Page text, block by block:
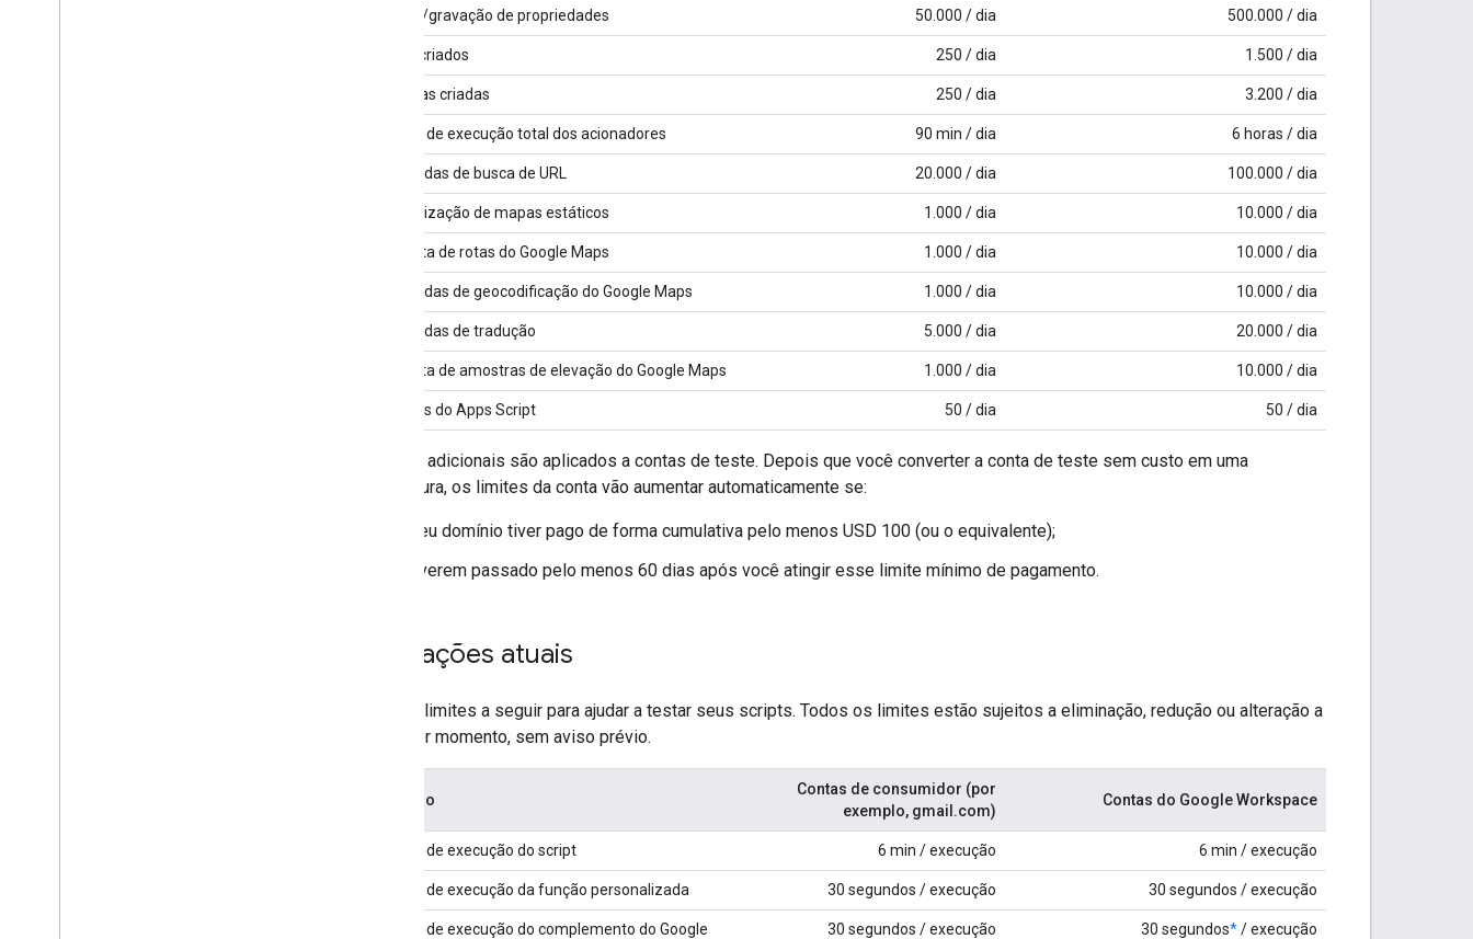
Leitura/gravação de propriedades 50.000 / dia 500.000 / dia
Slides criados 250 / dia 1.500 / dia
Planilhas criadas 250 / dia 3.200 / dia
Tempo de execução total dos acionadores 90 min / dia 6 horas / dia
Chamadas de busca de URL 20.000 / dia 100.000 / dia
Renderização de mapas estáticos 1.000 / dia 10.000 / dia
Consulta de rotas do Google Maps 1.000 / dia 10.000 / dia
Chamadas de geocodificação do Google Maps 1.000 / dia 10.000 / dia
Chamadas de tradução 5.000 / dia 20.000 / dia
Consulta de amostras de elevação do Google Maps 1.000 / dia 10.000 / dia
Projetos do Apps Script 50 / dia 50 / dia
Limites adicionais são aplicados a contas de teste. Depois que você converter a conta de teste sem custo em uma
assinatura, os limites da conta vão aumentar automaticamente se:
seu domínio tiver pago de forma cumulativa pelo menos USD 100 (ou o equivalente);
tiverem passado pelo menos 60 dias após você atingir esse limite mínimo de pagamento.
Limitações atuais
Use os limites a seguir para ajudar a testar seus scripts. Todos os limites estão sujeitos a eliminação, redução ou alteração a
qualquer momento, sem aviso prévio.
Recurso
Contas de consumidor (por
exemplo, gmail.com)
Contas do Google Workspace
Tempo de execução do script 6 min / execução 6 min / execução
Tempo de execução da função personalizada 30 segundos / execução 30 segundos / execução
Tempo de execução do complemento do Google
30 segundos / execução 30 segundos*/ execução